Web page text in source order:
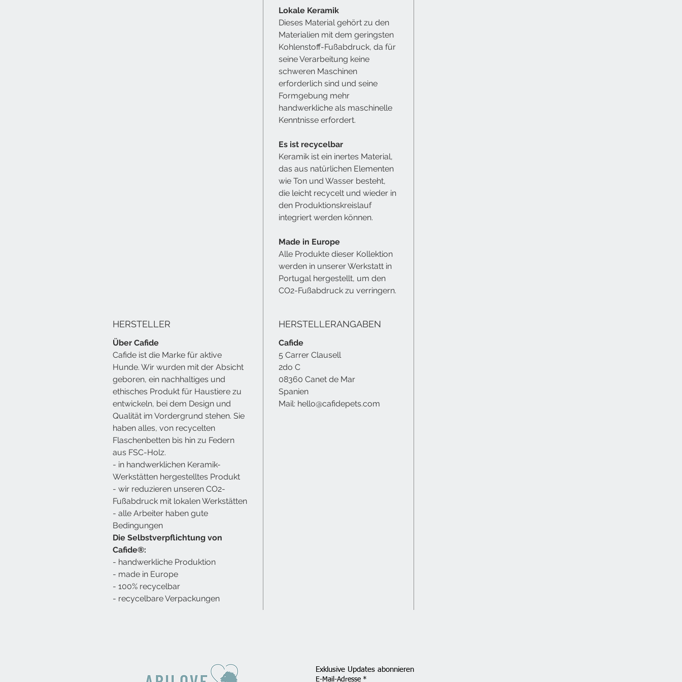
Lokale Keramik
Dieses Material gehört zu den
Materialien mit dem geringsten
Kohlenstoff-Fußabdruck, da für
seine Verarbeitung keine
schweren Maschinen
erforderlich sind und seine
Formgebung mehr
handwerkliche als maschinelle
Kenntnisse erfordert.
Es ist recycelbar
Keramik ist ein inertes Material,
das aus natürlichen Elementen
wie Ton und Wasser besteht,
die leicht recycelt und wieder in
den Produktionskreislauf
integriert werden können.
Made in Europe
Alle Produkte dieser Kollektion
werden in unserer Werkstatt in
Portugal hergestellt, um den
CO2-Fußabdruck zu verringern.
HERSTELLER
Über Cafide
Cafide ist die Marke für aktive
Hunde. Wir wurden mit der Absicht
geboren, ein nachhaltiges und
ethisches Produkt für Haustiere zu
entwickeln, bei dem Design und
Qualität im Vordergrund stehen. Sie
haben alles, von recycelten
Flaschenbetten bis hin zu Federn
aus FSC-Holz.
- in handwerklichen Keramik-
Werkstätten hergestelltes Produkt
- wir reduzieren unseren CO2-
Fußabdruck mit lokalen Werkstätten
- alle Arbeiter haben gute
Bedingungen
Die Selbstverpflichtung von
Cafide®:
- handwerkliche Produktion
- made in Europe
- 100% recycelbar
- recycelbare Verpackungen
HERSTELLERANGABEN
Cafide
5 Carrer Clausell
2do C
08360 Canet de Mar
Spanien
Mail: hello@cafidepets.com
Exklusive Updates abonnieren
E-Mail-Adresse *